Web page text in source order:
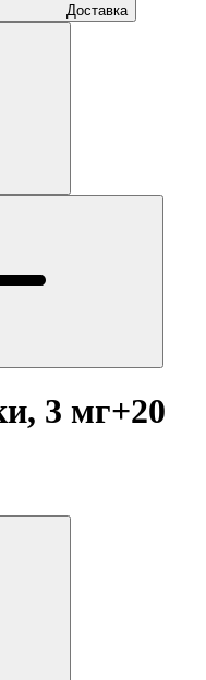
Доставка
3 мг+20